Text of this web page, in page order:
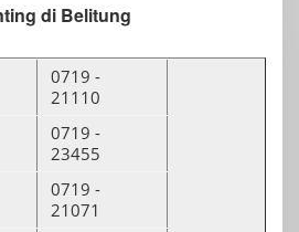
di Belitung
0719 -
21110
0719 -
23455
0719 -
21071